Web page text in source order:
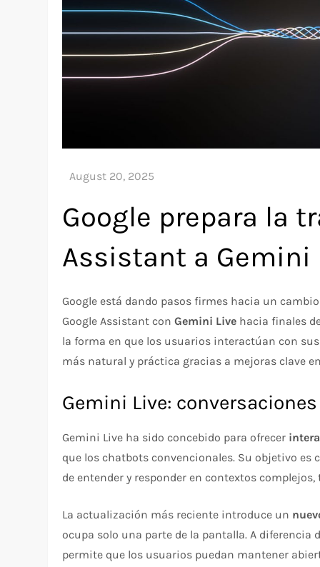
Google prepara la
Assistant a Gemini
Google está dando pasos firmes hacia un
Google Assistant conGemini Live hacia finales
la forma en que los usuarios interactúan con
más natural y práctica gracias a mejoras clave
Gemini Live:
Gemini Live ha sido concebido para ofrecer
que los chatbots convencionales. Su objetivo
de entender y responder en contextos
La actualización más reciente introduce un
ocupa solo una parte de la pantalla. A
permite que los usuarios puedan mantener